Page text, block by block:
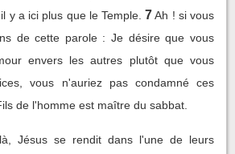
y a ici plus que le Temple. 7 Ah ! si vous
de cette parole : Je désire que vous
envers les autres plutôt que vous
vous n'auriez pas condamné ces
de l'homme est maître du sabbat.
Jésus se rendit dans l'une de leurs